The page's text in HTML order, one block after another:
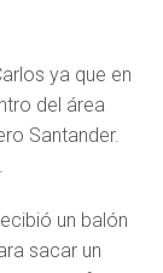
ya que en
del área
Santander.
un balón
sacar un